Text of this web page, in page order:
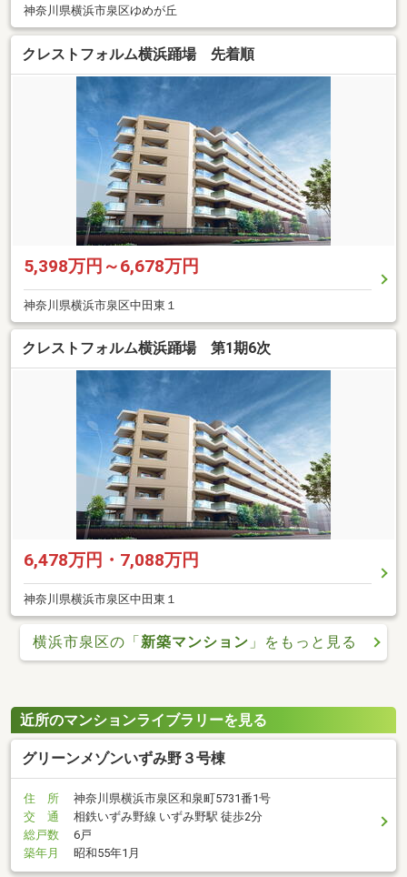
神奈川県横浜市泉区ゆめが丘
クレストフォルム横浜踊場 先着順
5,398万円～6,678万円
神奈川県横浜市泉区中田東１
クレストフォルム横浜踊場 第1期6次
6,478万円・7,088万円
神奈川県横浜市泉区中田東１
横浜市泉区の「新築マンション 」をもっと見る
近所のマンションライブラリーを見る
グリーンメゾンいずみ野３号棟
住 所
神奈川県横浜市泉区和泉町5731番1号
交 通
相鉄いずみ野線 いずみ野駅 徒歩2分
総戸数
6戸
築年月
昭和55年1月